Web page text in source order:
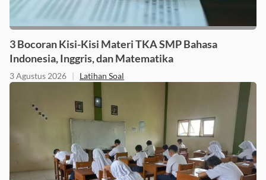
3 Bocoran Kisi-Kisi Materi TKA SMP Bahasa
Indonesia, Inggris, dan Matematika
3 Agustus 2026 | Latihan Soal